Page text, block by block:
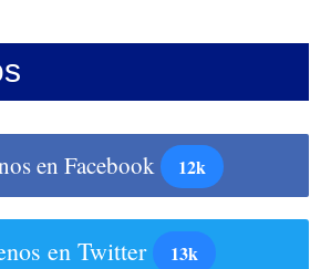
en Facebook 12k
en Twitter 13k